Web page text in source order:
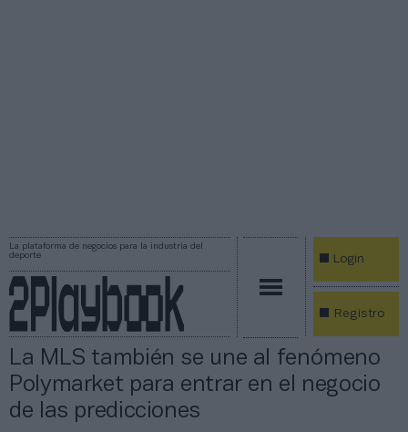
La plataforma de negocios para la industria del
deporte
Login
Registro
La MLS también se une al fenómeno
Polymarket para entrar en el negocio
de las predicciones